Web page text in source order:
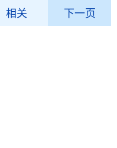
相关 下一页